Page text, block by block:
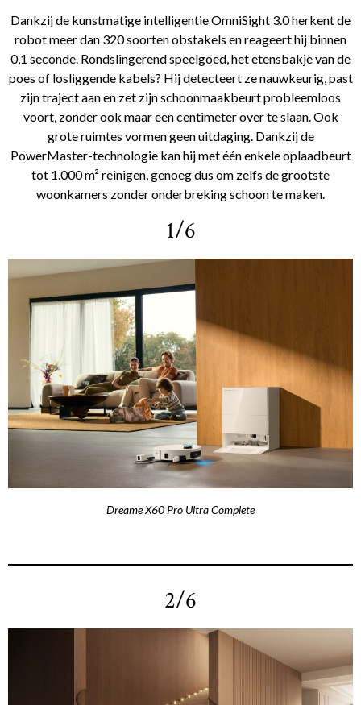
Dankzij de kunstmatige intelligentie OmniSight 3.0 herkent de
robot meer dan 320 soorten obstakels en reageert hij binnen
0,1 seconde. Rondslingerend speelgoed, het etensbakje van de
poes of losliggende kabels? Hij detecteert ze nauwkeurig, past
zijn traject aan en zet zijn schoonmaakbeurt probleemloos
voort, zonder ook maar een centimeter over te slaan. Ook
grote ruimtes vormen geen uitdaging. Dankzij de
PowerMaster-technologie kan hij met één enkele oplaadbeurt
tot 1.000 m² reinigen, genoeg dus om zelfs de grootste
woonkamers zonder onderbreking schoon te maken.
1/6
Dreame X60 Pro Ultra Complete
2/6